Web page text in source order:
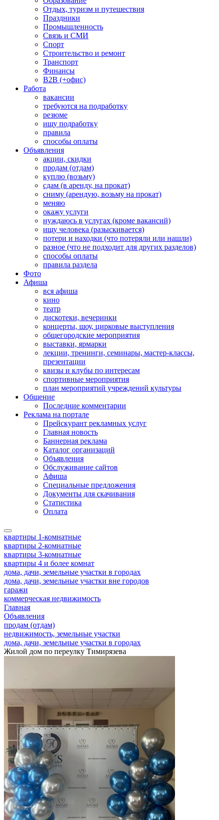
Отдых, туризм и путешествия
Праздники
Промышленность
Связь и СМИ
Спорт
Строительство и ремонт
Транспорт
Финансы
B2B (+офис)
Работа
вакансии
требуются на подработку
резюме
ищу подработку
правила
способы оплаты
Объявления
акции, скидки
продам (отдам)
куплю (возьму)
сдам (в аренду, на прокат)
сниму (арендую, возьму на прокат)
меняю
окажу услуги
нуждаюсь в услугах (кроме вакансий)
ищу человека (разыскивается)
потери и находки (что потеряли или нашли)
разное (что не подходит для других разделов)
способы оплаты
правила раздела
Фото
Афиша
вся афиша
кино
театр
дискотеки, вечеринки
концерты, шоу, цирковые выступления
общегородские мероприятия
выставки, ярмарки
лекции, тренинги, семинары, мастер-классы,
презентации
квизы и клубы по интересам
спортивные мероприятия
план мероприятий учреждений культуры
Общение
Последние комментарии
Реклама на портале
Прейскурант рекламных услуг
Главная новость
Баннерная реклама
Каталог организаций
Объявления
Обслуживание сайтов
Афиша
Специальные предложения
Документы для скачивания
Статистика
Оплата
квартиры 1-комнатные
квартиры 2-комнатные
квартиры 3-комнатные
квартиры 4 и более комнат
дома, дачи, земельные участки в городах
дома, дачи, земельные участки вне городов
гаражи
коммерческая недвижимость
Главная
Объявления
продам (отдам)
недвижимость, земельные участки
дома, дачи, земельные участки в городах
Жилой дом по переулку Тимирязева